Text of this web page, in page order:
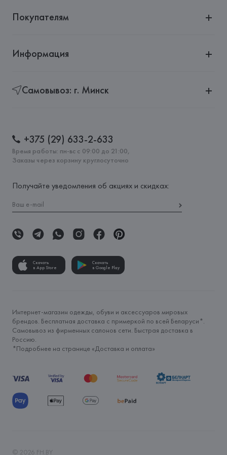
Покупателям
Информация
Самовывоз: г. Минск
+375 (29) 633-2-633
Время работы: пн-вс с 09:00 до 21:00,
Заказы через корзину круглосуточно
Получайте уведомления об акциях и скидках:
Скачать
в App Store
Скачать
в Google Play
Интернет-магазин одежды, обуви и аксессуаров мировых
брендов. Бесплатная доставка с примеркой по всей Беларуси*.
Самовывоз из фирменных салонов сети. Быстрая доставка в
Россию.
*Подробнее на странице «Доставка и оплата»
© 2026 FH.BY